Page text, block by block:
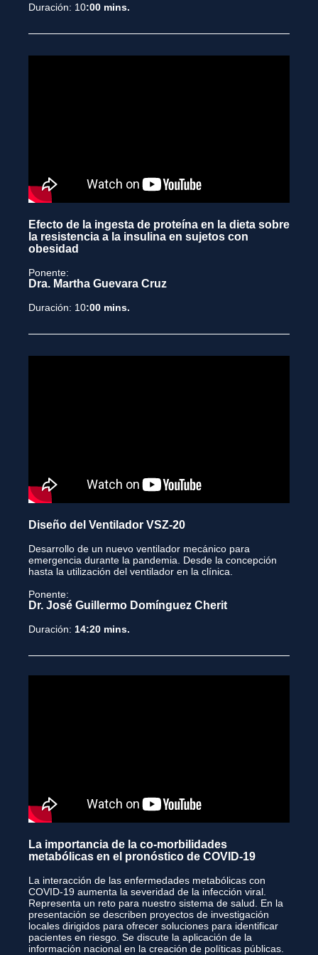
Duración: 10:00 mins.
Efecto de la ingesta de proteína en la dieta sobre
la resistencia a la insulina en sujetos con
obesidad
Ponente:
Dra. Martha Guevara Cruz
Duración: 10:00 mins.
Diseño del Ventilador VSZ-20
Desarrollo de un nuevo ventilador mecánico para
emergencia durante la pandemia. Desde la concepción
hasta la utilización del ventilador en la clínica.
Ponente:
Dr. José Guillermo Domínguez Cherit
Duración: 14:20 mins.
La importancia de la co-morbilidades
metabólicas en el pronóstico de COVID-19
La interacción de las enfermedades metabólicas con
COVID-19 aumenta la severidad de la infección viral.
Representa un reto para nuestro sistema de salud. En la
presentación se describen proyectos de investigación
locales dirigidos para ofrecer soluciones para identificar
pacientes en riesgo. Se discute la aplicación de la
información nacional en la creación de políticas públicas.